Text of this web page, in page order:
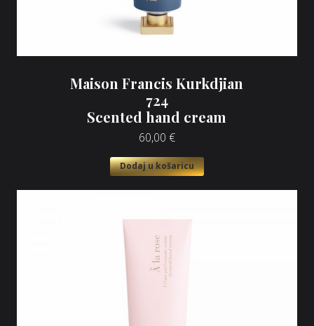
Maison Francis Kurkdjian
724
Scented hand cream
60,00 €
Dodaj u košaricu